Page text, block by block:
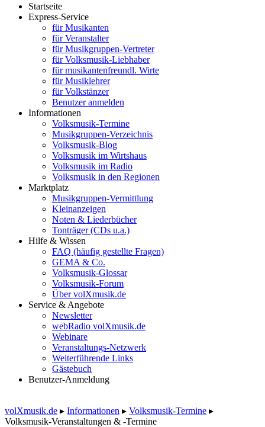
Startseite
Express-Service
für Musikanten
für Veranstalter
für Musikgruppen-Vertreter
für Volksmusik-Liebhaber
für musikantenfreundl. Wirte
für Musiklehrer
für Volkstänzer
Benutzer anmelden
Informationen
Volksmusik-Termine
Musikgruppen-Verzeichnis
Volksmusik-Blog
Volksmusik im Wirtshaus
Volksmusik im Radio
Volksmusik in den Regionen
Marktplatz
Musikgruppen-Vermittlung
Kleinanzeigen
Noten & Liederbücher
Tonträger (CDs u.a.)
Hilfe & Wissen
FAQ (häufig gestellte Fragen)
GEMA & Co.
Volksmusik-Glossar
Volksmusik-Forum
Über volXmusik.de
Service & Angebote
Newsletter
webRadio volXmusik.de
Webinare
Veranstaltungs-Netzwerk
Weiterführende Links
Gästebuch
Benutzer-Anmeldung
volXmusik.de ▸ Informationen ▸ Volksmusik-Termine ▸
Volksmusik-Veranstaltungen & -Termine